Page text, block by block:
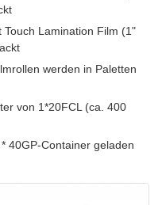
Touch Lamination Film (1"
werden in Paletten
von 1*20FCL (ca. 400
40GP-Container geladen